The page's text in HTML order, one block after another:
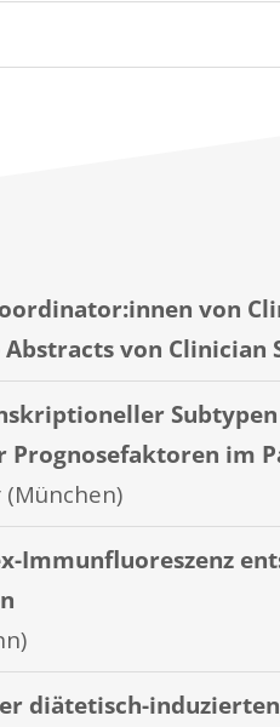
von
von Clinician
Prognosefaktoren im
Immunfluoreszenz
diätetisch-